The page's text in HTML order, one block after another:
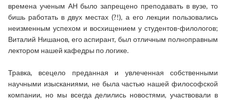
времена ученым АН было запрещено преподавать в вузе, то
бишь работать в двух местах (?!), а его лекции пользовались
неизменным успехом и восхищением у студентов-филологов;
Виталий Нишанов, его аспирант, был отличным полноправным
лектором нашей кафедры по логике.
Травка, всецело преданная и увлеченная собственными
научными изысканиями, не была частью нашей философской
компании, но мы всегда делились новостями, участвовали в